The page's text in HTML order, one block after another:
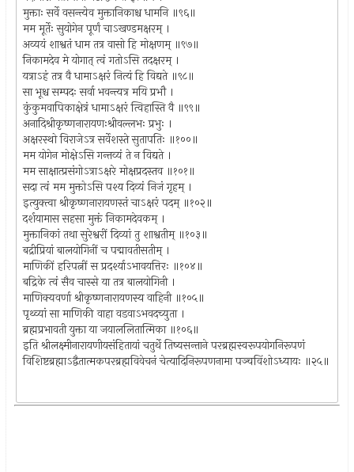
मुक्ताः सर्वे वसन्त्येव मुक्तानिकाश्च धामनि ॥९६॥
मम मूर्तेः सुयोगेन पूर्णं चाऽखण्डमक्षरम् ।
अव्ययं शाश्वतं धाम तत्र वासो हि मोक्षणम् ॥९७॥
निकामदेव मे योगात् त्वं गतोऽसि तदक्षरम् ।
यत्राऽहं तत्र वै धामाऽक्षरं नित्यं हि विद्यते ॥९८॥
सा भूश्च सम्पदः सर्वा भवन्त्यत्र मयि प्रभौ ।
कुंकुमवापिकाक्षेत्रं धामाऽक्षरं त्विहास्ति वै ॥९९॥
अनादिश्रीकृष्णनारायणःश्रीवल्लभः प्रभुः ।
अक्षरस्थो विराजेऽत्र सर्वेशस्ते सुतापतिः ॥१००॥
मम योगेन मोक्षेऽसि गन्तव्यं ते न विद्यते ।
मम साक्षात्प्रसंगोऽत्राऽक्षरे मोक्षप्रदस्तव ॥१०१॥
सदा त्वं मम मुक्तोऽसि पश्य दिव्यं निजं गृहम् ।
इत्युक्त्वा श्रीकृष्णनारायणस्तं चाऽक्षरं पदम् ॥१०२॥
दर्शयामास सहसा मुक्तं निकामदेवकम् ।
मुक्तानिकां तथा सुरेश्वरीं दिव्यां तु शाश्वतीम् ॥१०३॥
बद्रीप्रियां बालयोगिनीं च पद्मावतीसतीम् ।
माणिकीं हरिपत्नीं स प्रदर्श्याऽभावयत्तिरः ॥१०४॥
बद्रिके त्वं सैव चास्से या तत्र बालयोगिनी ।
माणिक्यवर्णा श्रीकृष्णनारायणस्य वाहिनी ॥१०५॥
पृथ्व्यां सा माणिकी वाहा वडवाऽभवदच्युता ।
ब्रह्मप्रभावती युक्ता या जयाललितात्मिका ॥१०६॥
इति श्रीलक्ष्मीनारायणीयसंहितायां चतुर्थे तिष्यसन्ताने परब्रह्मस्वरूपयोगनिरूपणं
विशिष्टब्रह्माऽद्वैतात्मकपरब्रह्मविवेचनं चेत्यादिनिरूपणनामा पञ्चविंशोऽध्यायः ॥२५॥